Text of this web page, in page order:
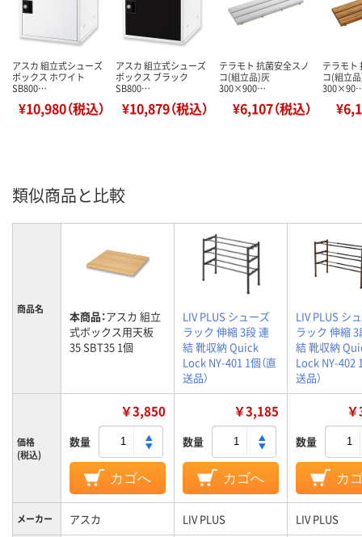
アスカ 組立式シューズ
ボックス ホワイト
SB800…
¥10,980（税込）
アスカ 組立式シューズ
ボックス ブラック
SB800…
¥10,879（税込）
テラモト 抗菌安全スノ
コ(組立品)灰
300×900…
¥6,107（税込）
テラモト
コ(組立
類似商品と比較
商品名 本商品：アスカ 組立
式ボックス用天板
35 SBT35 1個
LIV PLUS シューズ
ラック 伸縮 3段 連
結 靴収納 Quick
Lock NY-401 1個（直
送品）
LIV PLUS シ
ラック 伸縮 3
結 靴収納
Lock NY-402
送品）
価格
(税込)
￥3,850
数量
カゴへ
￥3,185
数量
カゴへ
数量
カ
メーカー アスカ LIV PLUS LIV PLUS